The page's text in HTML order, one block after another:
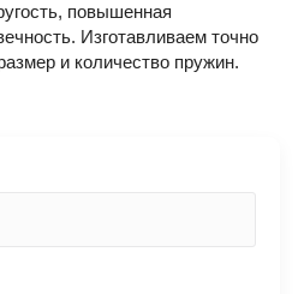
повышенная
Изготавливаем точно
и количество пружин.